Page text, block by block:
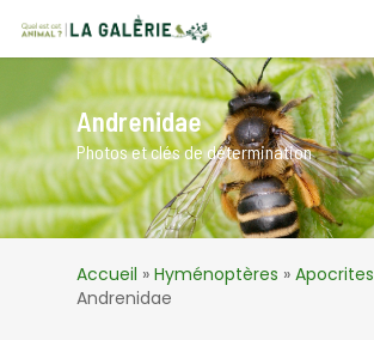
main
content
Andrenidae
Photos et clés de détermination
Accueil » Hyménoptères » Apocrites
Andrenidae